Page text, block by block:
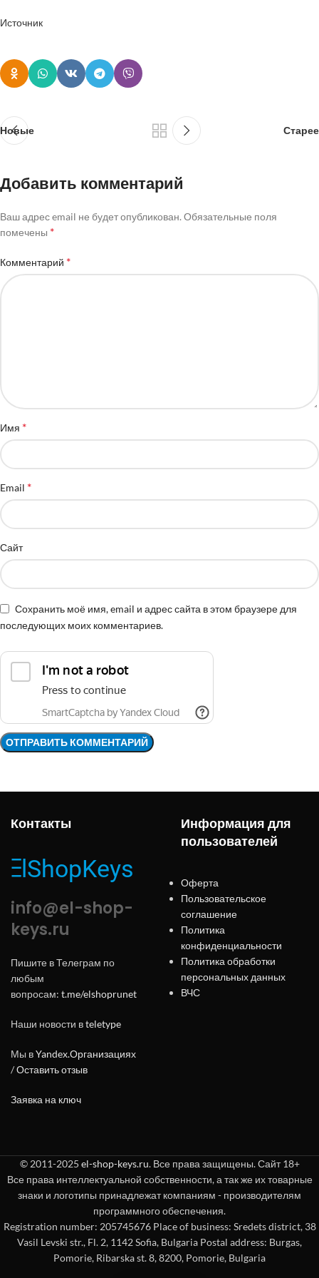
Источник
Новые Старее
Добавить комментарий
Ваш адрес email не будет опубликован. Обязательные поля
помечены *
Комментарий *
Имя *
Email *
Сайт
Сохранить моё имя, email и адрес сайта в этом браузере для
последующих моих комментариев.
Контакты
info@el-shop-
keys.ru
Пишите в Телеграм по
любым
вопросам: t.me/elshoprunet
Наши новости вteletype
Мы вYandex.Организациях
/Оставить отзыв
Заявка на ключ
Информация для
пользователей
Оферта
Пользовательское
соглашение
Политика
конфиденциальности
Политика обработки
персональных данных
ВЧС
© 2011-2025 el-shop-keys.ru. Все права защищены. Сайт 18+
Все права интеллектуальной собственности, а так же их товарные
знаки и логотипы принадлежат компаниям - производителям
программного обеспечения.
Registration number: 205745676 Place of business: Sredets district, 38
Vasil Levski str., Fl. 2, 1142 Sofia, Bulgaria Postal address: Burgas,
Pomorie, Ribarska st. 8, 8200, Pomorie, Bulgaria